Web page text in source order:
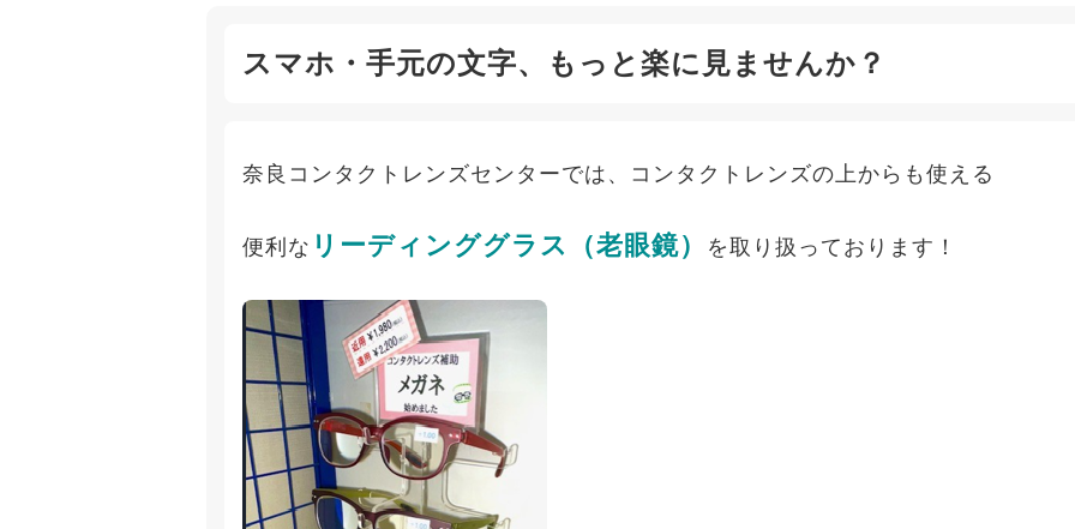
スマホ・手元の文字、もっと楽に見ませんか？
奈良コンタクトレンズセンターでは、コンタクトレンズの上からも使える
便利な リーディンググラス（老眼鏡） を取り扱っております！